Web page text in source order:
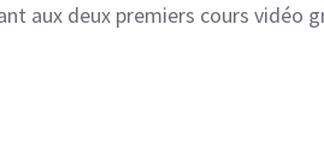
aux deux premiers cours vidéo